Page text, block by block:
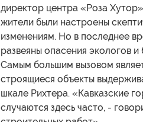
директор центра «Роза
жители были настроены
изменениям. Но в последнее
развеяны опасения экологов
Самым большим вызовом
строящиеся объекты
шкале Рихтера. «Кавказские
случаются здесь часто, -